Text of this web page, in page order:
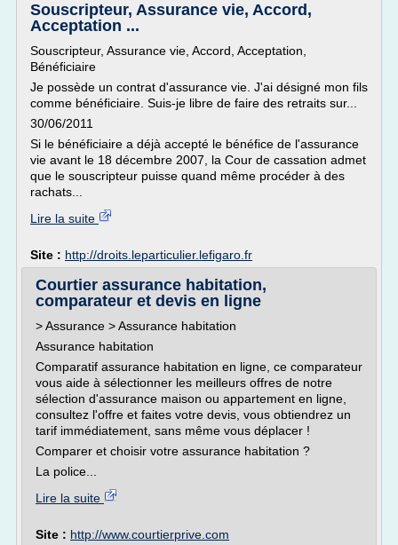
Souscripteur, Assurance vie, Accord,
Acceptation ...
Souscripteur, Assurance vie, Accord, Acceptation,
Bénéficiaire
Je possède un contrat d'assurance vie. J'ai désigné mon fils
comme bénéficiaire. Suis-je libre de faire des retraits sur...
30/06/2011
Si le bénéficiaire a déjà accepté le bénéfice de l'assurance
vie avant le 18 décembre 2007, la Cour de cassation admet
que le souscripteur puisse quand même procéder à des
rachats...
Lire la suite
Site : http://droits.leparticulier.lefigaro.fr
Courtier assurance habitation,
comparateur et devis en ligne
> Assurance > Assurance habitation
Assurance habitation
Comparatif assurance habitation en ligne, ce comparateur
vous aide à sélectionner les meilleurs offres de notre
sélection d'assurance maison ou appartement en ligne,
consultez l'offre et faites votre devis, vous obtiendrez un
tarif immédiatement, sans même vous déplacer !
Comparer et choisir votre assurance habitation ?
La police...
Lire la suite
Site : http://www.courtierprive.com